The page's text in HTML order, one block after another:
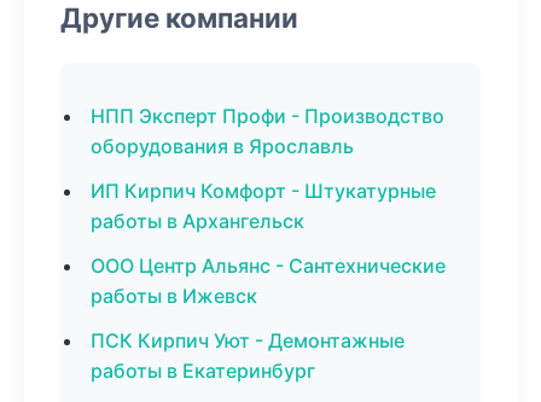
Другие компании
НПП Эксперт Профи - Производство
оборудования в Ярославль
ИП Кирпич Комфорт - Штукатурные
работы в Архангельск
ООО Центр Альянс - Сантехнические
работы в Ижевск
ПСК Кирпич Уют - Демонтажные
работы в Екатеринбург